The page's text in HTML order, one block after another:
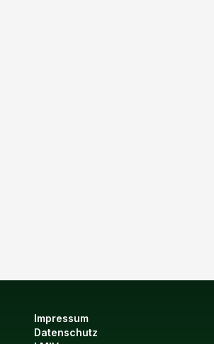
Impressum
Datenschutz